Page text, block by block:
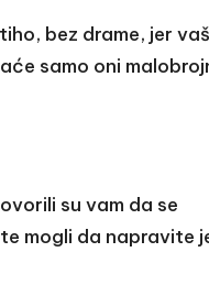
bez drame, jer vaš
samo oni
su vam da se
mogli da napravite